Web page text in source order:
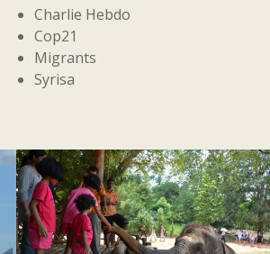
Charlie Hebdo
Cop21
Migrants
Syrisa